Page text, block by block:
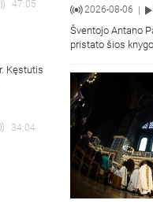
47:05
Kęstutis
34:04
2026-08-06
Šventojo Antano
pristato šios
moralinės